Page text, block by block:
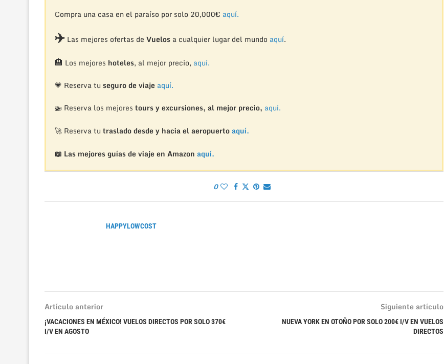
Compra una casa en el paraíso por solo 20,000€ aquí.
✈️Las mejores ofertas de Vuelosa cualquier lugar del mundo aquí.
🏨 Los mejores hoteles, al mejor precio, aquí.
💗 Reserva tu seguro de viaje aquí.
🚁 Reserva los mejores tours y excursiones, al mejor precio, aquí.
🚀 Reserva tu traslado desde y hacia el aeropuertoaquí.
📖 Las mejores guías de viaje en Amazon aquí.
0
HAPPYLOWCOST
Artículo anterior
¡VACACIONES EN MÉXICO! VUELOS DIRECTOS POR SOLO 370€
I/V EN AGOSTO
Siguiente artículo
NUEVA YORK EN OTOÑO POR SOLO 200€ I/V EN VUELOS
DIRECTOS